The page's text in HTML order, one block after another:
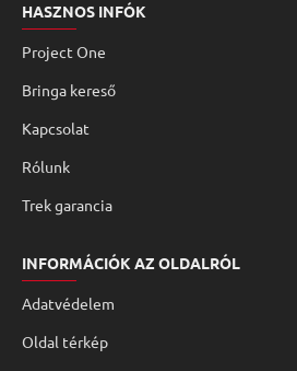
HASZNOS INFÓK
Project One
Bringa kereső
Kapcsolat
Rólunk
Trek garancia
INFORMÁCIÓK AZ OLDALRÓL
Adatvédelem
Oldal térkép